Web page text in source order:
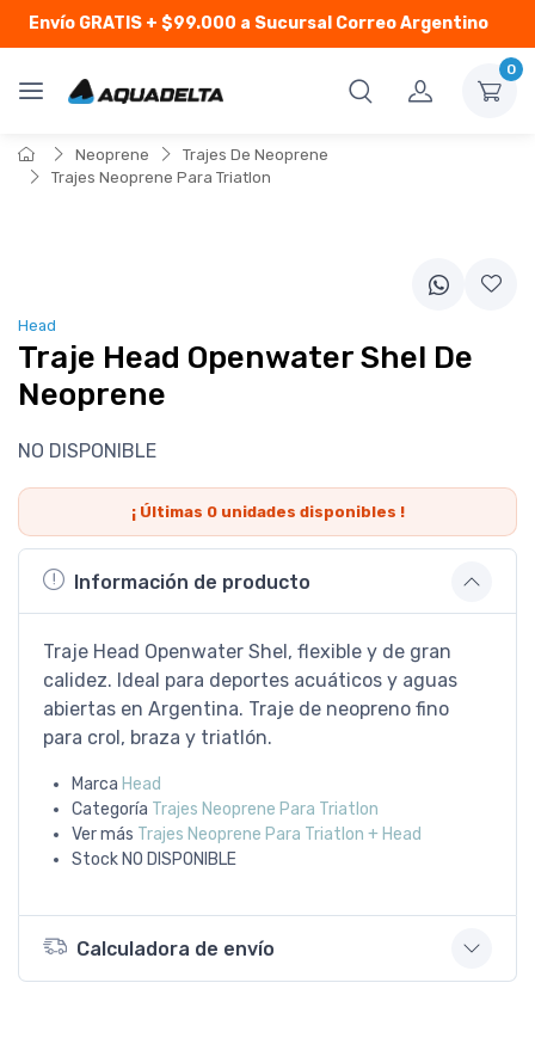
Envío GRATIS+ $99.000 a Sucursal Correo Argentino
0
Neoprene
Trajes De Neoprene
Trajes Neoprene Para Triatlon
Head
Traje Head Openwater Shel De
Neoprene
NO DISPONIBLE
¡ Últimas 0unidades disponibles !
Información de producto
Traje Head Openwater Shel, flexible y de gran
calidez. Ideal para deportes acuáticos y aguas
abiertas en Argentina. Traje de neopreno fino
para crol, braza y triatlón.
Marca Head
Categoría Trajes Neoprene Para Triatlon
Ver más Trajes Neoprene Para Triatlon + Head
Stock NO DISPONIBLE
Calculadora de envío